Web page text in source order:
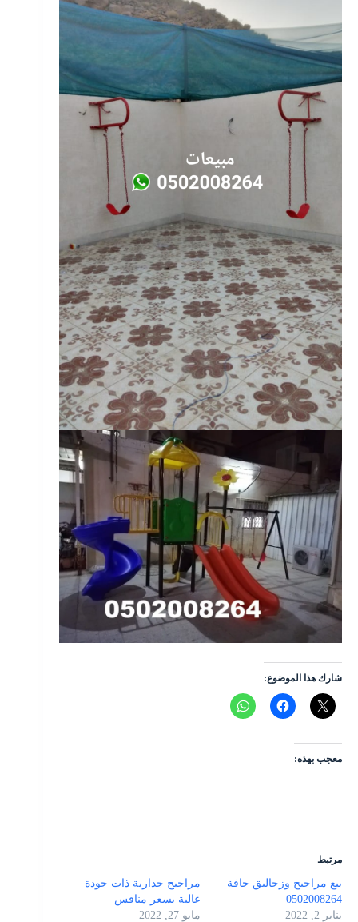
شارك هذا الموضوع:
معجب بهذه:
مرتبط
بيع مراجيح وزحاليق جافة
0502008264
يناير 2, 2022
مراجيح جدارية ذات جودة
عالية بسعر منافس
مايو 27, 2022